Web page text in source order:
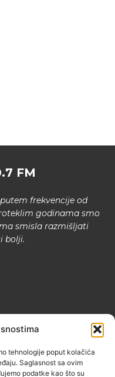
tehnologije poput kolačića
Saglasnost sa ovim
podatke kao što su
FM
frekvencije od
godinama smo
smisla razmišljati
bolji.
72000 ZENICA